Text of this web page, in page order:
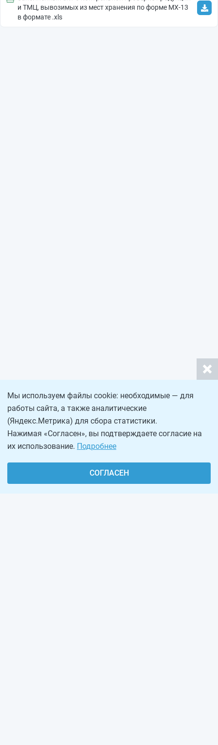
и ТМЦ, вывозимых из мест хранения по форме МХ-13
в формате .xls
Мы используем файлы cookie: необходимые — для
работы сайта, а также аналитические
(Яндекс.Метрика) для сбора статистики.
Нажимая «Согласен», вы подтверждаете согласие на
их использование. Подробнее
СОГЛАСЕН